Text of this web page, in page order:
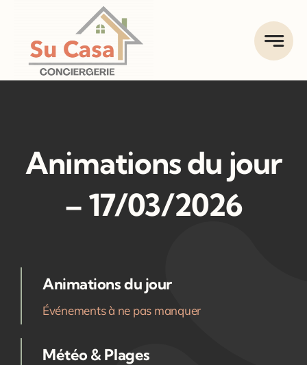
content
Animations du jour
– 17/03/2026
Animations du jour
Événements à ne pas manquer
Météo & Plages